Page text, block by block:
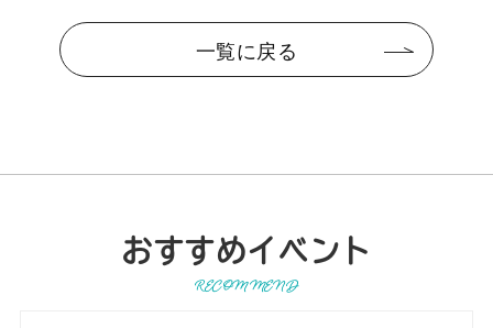
一覧に戻る
おすすめイベント
RECOMMEND